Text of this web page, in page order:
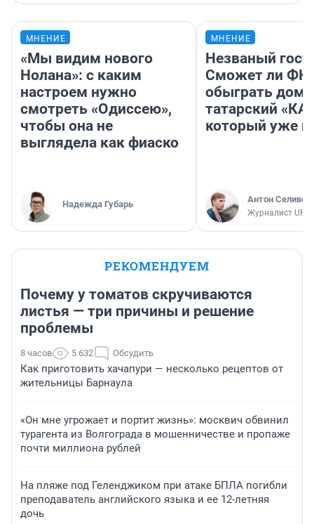
МНЕНИЕ
«Мы видим нового
Нолана»: с каким
настроем нужно
смотреть «Одиссею»,
чтобы она не
выглядела как фиаско
Надежда Губарь
МНЕНИЕ
Незваный
Сможет ли ФК
обыграть дома
татарский
который уже
Антон
Журналист
РЕКОМЕНДУЕМ
Почему у томатов скручиваются
листья — три причины и решение
проблемы
8 часов 5 632 Обсудить
Как приготовить хачапури — несколько рецептов от
жительницы Барнаула
«Он мне угрожает и портит жизнь»: москвич обвинил
турагента из Волгограда в мошенничестве и пропаже
почти миллиона рублей
На пляже под Геленджиком при атаке БПЛА погибли
преподаватель английского языка и ее 12-летняя
дочь